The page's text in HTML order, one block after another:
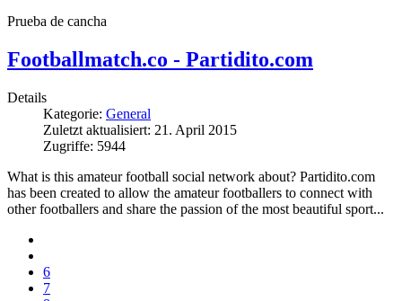
Prueba de cancha
Footballmatch.co - Partidito.com
Details
Kategorie: General
Zuletzt aktualisiert: 21. April 2015
Zugriffe: 5944
What is this amateur football social network about? Partidito.com
has been created to allow the amateur footballers to connect with
other footballers and share the passion of the most beautiful sport...
6
7